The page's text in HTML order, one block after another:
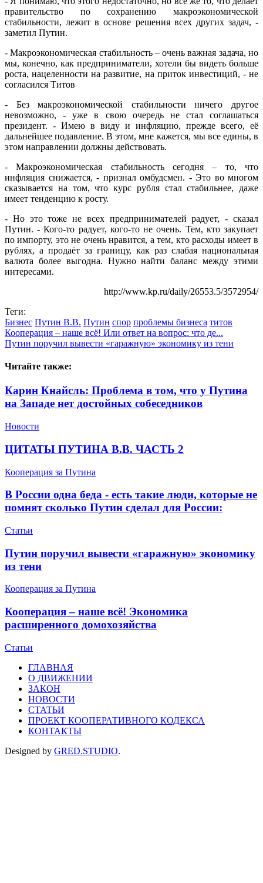
правительство по сохранению макроэкономической
стабильности, лежит в основе решения всех других задач, -
заметил Путин.
- Макроэкономическая стабильность – очень важная задача, но
мы, конечно, как предприниматели, хотели бы видеть больше
роста, нацеленности на развитие, на приток инвестиций, - не
согласился Титов
- Без макроэкономической стабильности ничего другое
невозможно, - уже в свою очередь не стал соглашаться
президент. - Имею в виду и инфляцию, прежде всего, её
дальнейшее подавление. В этом, мне кажется, мы все едины, в
этом направлении должны действовать.
- Макроэкономическая стабильность сегодня – то, что
инфляция снижается, - признал омбудсмен. - Это во многом
сказывается на том, что курс рубля стал стабильнее, даже
имеет тенденцию к росту.
- Но это тоже не всех предпринимателей радует, - сказал
Путин. - Кого-то радует, кого-то не очень. Тем, кто закупает
по импорту, это не очень нравится, а тем, кто расходы имеет в
рублях, а продаёт за границу, как раз слабая национальная
валюта более выгодна. Нужно найти баланс между этими
интересами.
http://www.kp.ru/daily/26553.5/3572954/
Теги:
Бизнес Путин В.В. Путин спор проблемы бизнеса титов
Кооперация – наше всё! Или ответ на вопрос: что де...
Путин поручил вывести «гаражную» экономику из тени
Читайте также:
Карин Кнайсль: Проблема в том, что у Путина
на Западе нет достойных собеседников
Новости
ЦИТАТЫ ПУТИНА В.В. ЧАСТЬ 2
Кооперация за Путина
В России одна беда - есть такие люди, которые не
помнят сколько Путин сделал для России:
Статьи
Путин поручил вывести «гаражную» экономику
из тени
Кооперация за Путина
Кооперация – наше всё! Экономика
расширенного домохозяйства
Статьи
ГЛАВНАЯ
О ДВИЖЕНИИ
ЗАКОН
НОВОСТИ
СТАТЬИ
ПРОЕКТ КООПЕРАТИВНОГО КОДЕКСА
КОНТАКТЫ
Designed by GRED.STUDIO.